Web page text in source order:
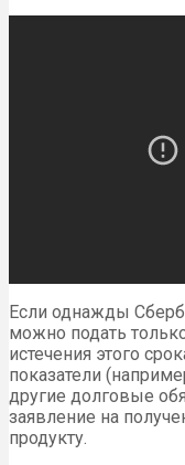
Если однажды
можно подать
истечения этого
показатели
другие долговые
заявление на
продукту.